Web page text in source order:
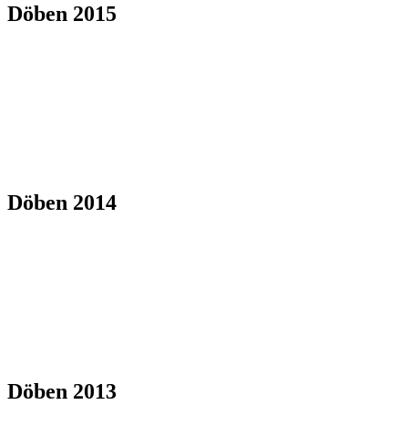
Döben 2015
Döben 2014
Döben 2013